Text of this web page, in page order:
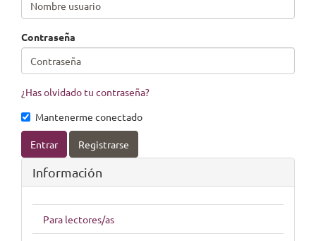
Contraseña
¿Has olvidado tu contraseña?
Mantenerme conectado
Entrar Registrarse
Información
Para lectores/as